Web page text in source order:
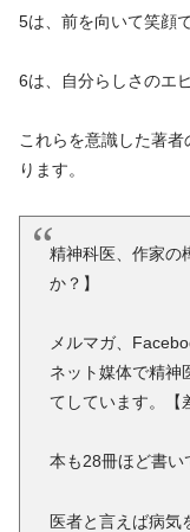
5は、前を向いて笑顔
6は、自分らしさのエ
これらを意識した著
ります。
精神科医、作家の
か？】
メルマガ、
ネット媒体で精神
てしています。【
本も28冊ほど書い
医者と言えば病気